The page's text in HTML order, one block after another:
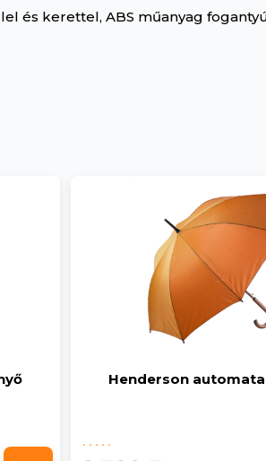
és kerettel, ABS műanyag
Henderson